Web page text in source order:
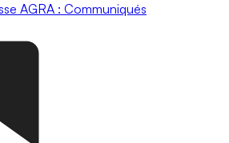
AGRA : Communiqués